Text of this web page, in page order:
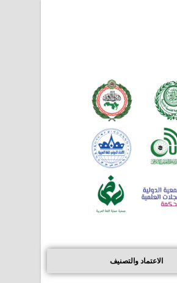
الاعتماد والتصنيف